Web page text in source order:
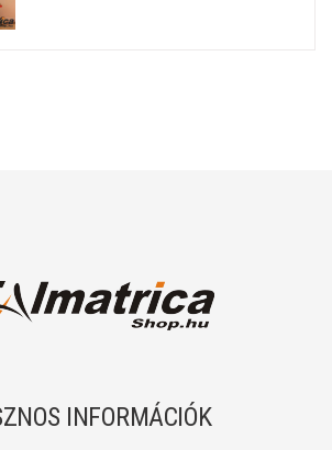
INFORMÁCIÓK